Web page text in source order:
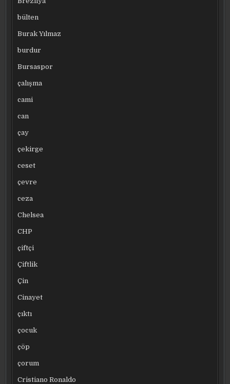
bülten
Burak Yılmaz
burdur
Bursaspor
çalışma
cami
can
çay
çekirge
ceset
çevre
ceza
Chelsea
CHP
çiftçi
Çiftlik
Çin
Cinayet
çıktı
çocuk
çöp
çorum
Cristiano Ronaldo